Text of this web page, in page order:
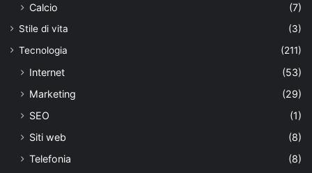
Calcio
(7)
Stile di vita
(3)
Tecnologia
(211)
Internet
(53)
Marketing
(29)
SEO
(1)
Siti web
(8)
Telefonia
(8)